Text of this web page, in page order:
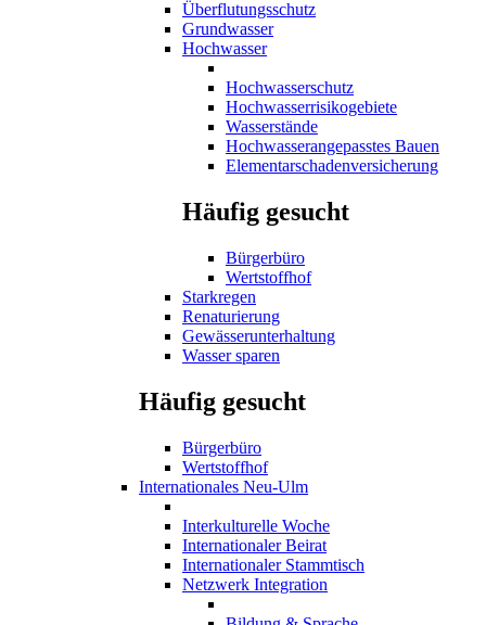
Überflutungsschutz
Grundwasser
Hochwasser
Hochwasserschutz
Hochwasserrisikogebiete
Wasserstände
Hochwasserangepasstes Bauen
Elementarschadenversicherung
Häufig gesucht
Bürgerbüro
Wertstoffhof
Starkregen
Renaturierung
Gewässerunterhaltung
Wasser sparen
Häufig gesucht
Bürgerbüro
Wertstoffhof
Internationales Neu-Ulm
Interkulturelle Woche
Internationaler Beirat
Internationaler Stammtisch
Netzwerk Integration